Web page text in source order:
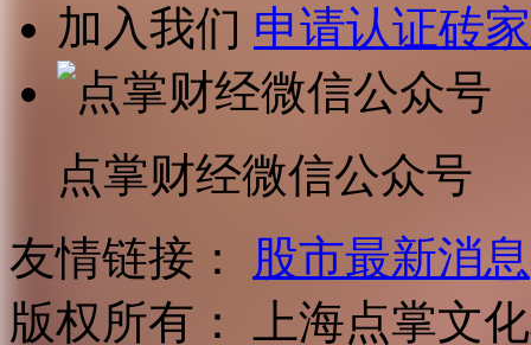
加入我们 申请认证砖家
点掌财经微信公众号
友情链接：
股市最新消息
版权所有：
上海点掌文